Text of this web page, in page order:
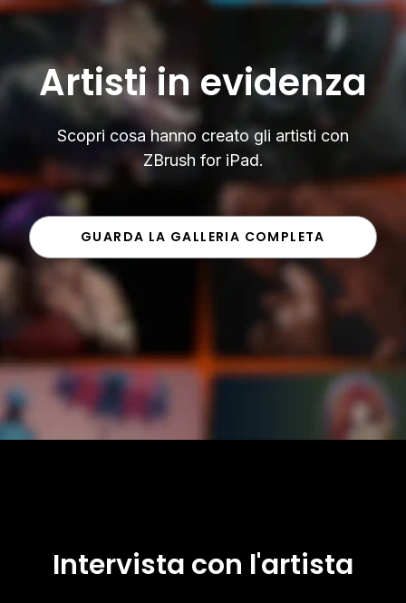
Artisti in evidenza
Scopri cosa hanno creato gli artisti con
ZBrush for iPad.
GUARDA LA GALLERIA COMPLETA
Intervista con l'artista